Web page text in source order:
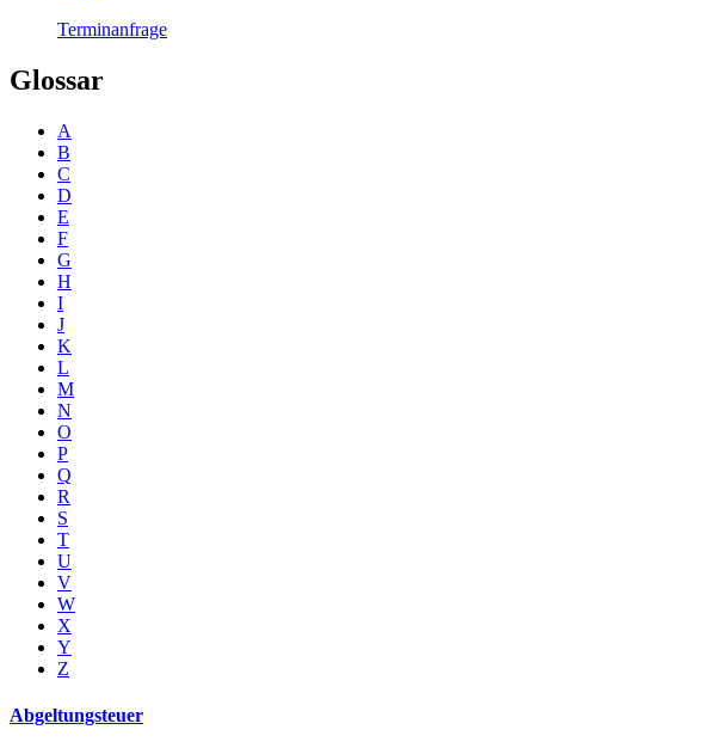
Terminanfrage
Glossar
A
B
C
D
E
F
G
H
I
J
K
L
M
N
O
P
Q
R
S
T
U
V
W
X
Y
Z
Abgeltungsteuer